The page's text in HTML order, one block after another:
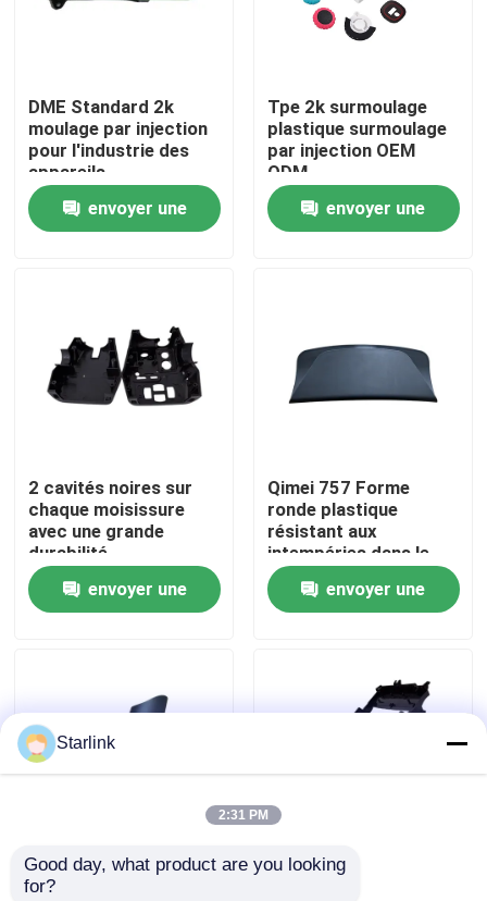
Produits
Spectacle de réalité virtuelle
À propos de nous
Visite de l'usine
Contrôle de la qualité
Nouvelles
Demandez un devis
DME Standard 2k
moulage par injection
pour l'industrie des
appareils
électroménagers
opérateur de moulage
par injection plastique
envoyer une
Tpe 2k surmoulage
plastique surmoulage
par injection OEM
ODM
envoyer une
2 cavités noires sur
chaque moisissure
avec une grande
durabilité
envoyer une
Qimei 757 Forme
ronde plastique
résistant aux
intempéries dans le
moule assemblage /
moulage à plusieurs
composants
envoyer une
Moldmaster est un
distributeur de moules
128T PD Co moulage
Starlink
2:31 PM
Good day, what product are you looking
for?